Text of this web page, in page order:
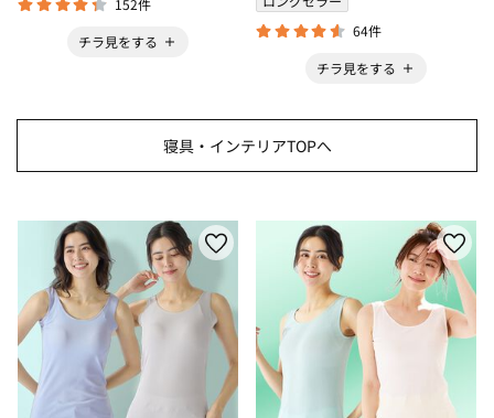
152件
チラ見をする
64件
チラ見をする
寝具・インテリアTOPへ